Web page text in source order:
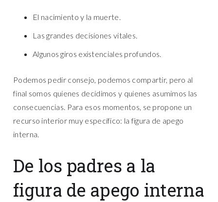
El nacimiento y la muerte.
Las grandes decisiones vitales.
Algunos giros existenciales profundos.
Podemos pedir consejo, podemos compartir, pero al
final somos quienes decidimos y quienes asumimos las
consecuencias. Para esos momentos, se propone un
recurso interior muy específico: la figura de apego
interna.
De los padres a la
figura de apego interna